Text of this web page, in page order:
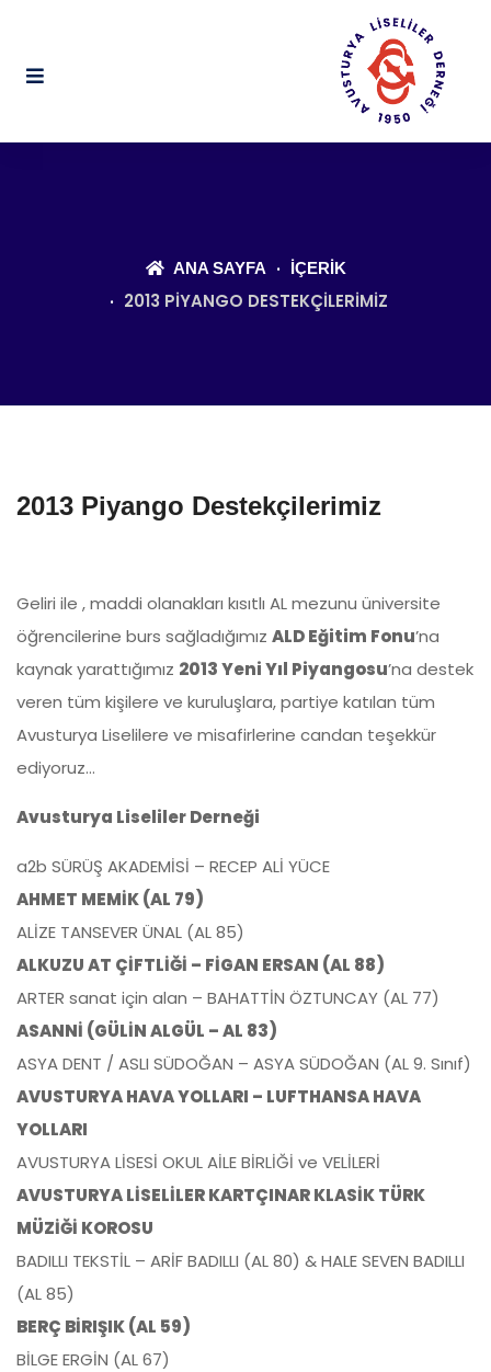
ANA SAYFA İÇERIK
2013 PIYANGO DESTEKÇILERIMIZ
2013 Piyango Destekçilerimiz
Geliri ile , maddi olanakları kısıtlı AL mezunu üniversite
öğrencilerine burs sağladığımız ALD Eğitim Fonu’na
kaynak yarattığımız 2013 Yeni Yıl Piyangosu’na destek
veren tüm kişilere ve kuruluşlara, partiye katılan tüm
Avusturya Liselilere ve misafirlerine candan teşekkür
ediyoruz…
Avusturya Liseliler Derneği
a2b SÜRÜŞ AKADEMİSİ – RECEP ALİ YÜCE
AHMET MEMİK (AL 79)
ALİZE TANSEVER ÜNAL (AL 85)
ALKUZU AT ÇİFTLİĞİ – FİGAN ERSAN (AL 88)
ARTER sanat için alan – BAHATTİN ÖZTUNCAY (AL 77)
ASANNİ (GÜLİN ALGÜL – AL 83)
ASYA DENT / ASLI SÜDOĞAN – ASYA SÜDOĞAN (AL 9. Sınıf)
AVUSTURYA HAVA YOLLARI – LUFTHANSA HAVA
YOLLARI
AVUSTURYA LİSESİ OKUL AİLE BİRLİĞİ ve VELİLERİ
AVUSTURYA LİSELİLER KARTÇINAR KLASİK TÜRK
MÜZİĞİ KOROSU
BADILLI TEKSTİL – ARİF BADILLI (AL 80) & HALE SEVEN BADILLI
(AL 85)
BERÇ BİRIŞIK (AL 59)
BİLGE ERGİN (AL 67)